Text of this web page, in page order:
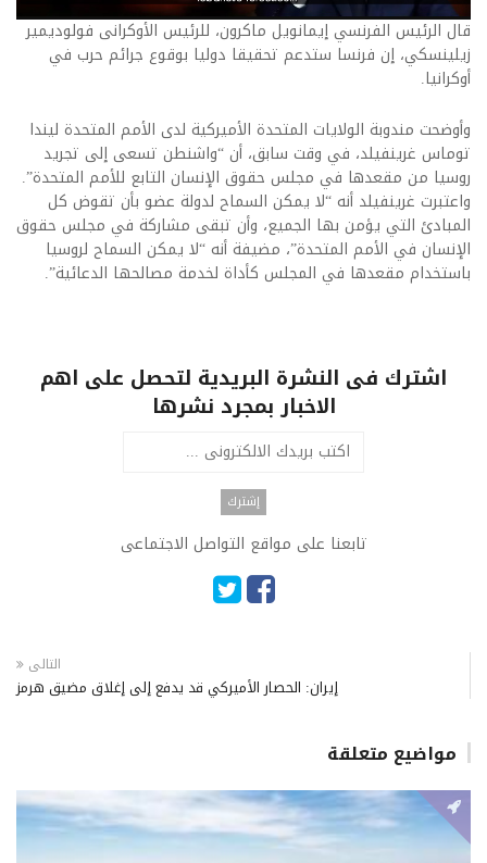
قال الرئيس الفرنسي إيمانويل ماكرون، للرئيس الأوكرانى فولوديمير
زيلينسكي، إن فرنسا ستدعم تحقيقا دوليا بوقوع جرائم حرب في
أوكرانيا.
وأوضحت مندوبة الولايات المتحدة الأميركية لدى الأمم المتحدة ليندا
توماس غرينفيلد، في وقت سابق، أن “واشنطن تسعى إلى تجريد
روسيا من مقعدها في مجلس حقوق الإنسان التابع للأمم المتحدة”.
واعتبرت غرينفيلد أنه “لا يمكن السماح لدولة عضو بأن تقوض كل
المبادئ التي يؤمن بها الجميع، وأن تبقى مشاركة في مجلس حقوق
الإنسان في الأمم المتحدة”، مضيفة أنه “لا يمكن السماح لروسيا
باستخدام مقعدها في المجلس كأداة لخدمة مصالحها الدعائية”.
اشترك فى النشرة البريدية لتحصل على اهم
الاخبار بمجرد نشرها
تابعنا على مواقع التواصل الاجتماعى
التالى
إيران: الحصار الأميركي قد يدفع إلى إغلاق مضيق هرمز
مواضيع متعلقة